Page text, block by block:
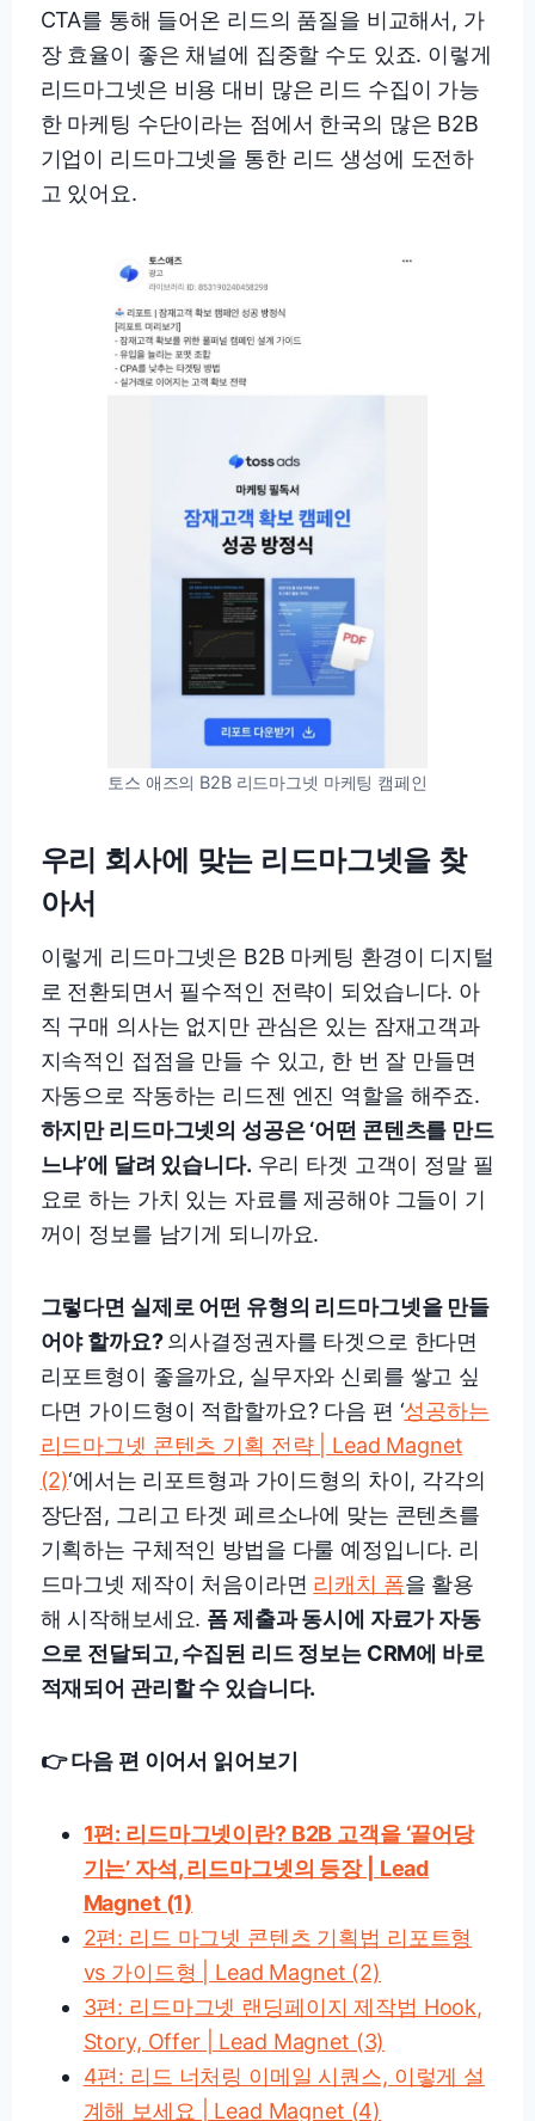
CTA를 통해 들어온 리드의 품질을 비교해서, 가
장 효율이 좋은 채널에 집중할 수도 있죠. 이렇게
리드마그넷은 비용 대비 많은 리드 수집이 가능
한 마케팅 수단이라는 점에서 한국의 많은 B2B
기업이 리드마그넷을 통한 리드 생성에 도전하
고 있어요.
토스 애즈의 B2B 리드마그넷 마케팅 캠페인
우리 회사에 맞는 리드마그넷을 찾
아서
이렇게 리드마그넷은 B2B 마케팅 환경이 디지털
로 전환되면서 필수적인 전략이 되었습니다. 아
직 구매 의사는 없지만 관심은 있는 잠재고객과
지속적인 접점을 만들 수 있고, 한 번 잘 만들면
자동으로 작동하는 리드젠 엔진 역할을 해주죠.
하지만 리드마그넷의 성공은 ‘어떤 콘텐츠를 만드
느냐’에 달려 있습니다. 우리 타겟 고객이 정말 필
요로 하는 가치 있는 자료를 제공해야 그들이 기
꺼이 정보를 남기게 되니까요.
그렇다면 실제로 어떤 유형의 리드마그넷을 만들
어야 할까요?의사결정권자를 타겟으로 한다면
리포트형이 좋을까요, 실무자와 신뢰를 쌓고 싶
다면 가이드형이 적합할까요? 다음 편 ‘성공하는
리드마그넷 콘텐츠 기획 전략 | Lead Magnet
(2)‘에서는 리포트형과 가이드형의 차이, 각각의
장단점, 그리고 타겟 페르소나에 맞는 콘텐츠를
기획하는 구체적인 방법을 다룰 예정입니다. 리
드마그넷 제작이 처음이라면 리캐치 폼을 활용
해 시작해보세요. 폼 제출과 동시에 자료가 자동
으로 전달되고, 수집된 리드 정보는 CRM에 바로
적재되어 관리할 수 있습니다.
👉 다음 편 이어서 읽어보기
1편: 리드마그넷이란? B2B 고객을 ‘끌어당
기는’ 자석, 리드마그넷의 등장 | Lead
Magnet (1)
2편: 리드 마그넷 콘텐츠 기획법 리포트형
vs 가이드형 | Lead Magnet (2)
3편: 리드마그넷 랜딩페이지 제작법 Hook,
Story, Offer | Lead Magnet (3)
4편: 리드 너처링 이메일 시퀀스, 이렇게 설
계해 보세요 | Lead Magnet (4)